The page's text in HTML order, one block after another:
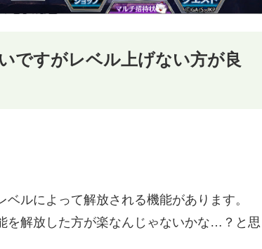
ですがレベル上げない方が良
ルによって解放される機能があります。
を解放した方が楽なんじゃないかな…？と思